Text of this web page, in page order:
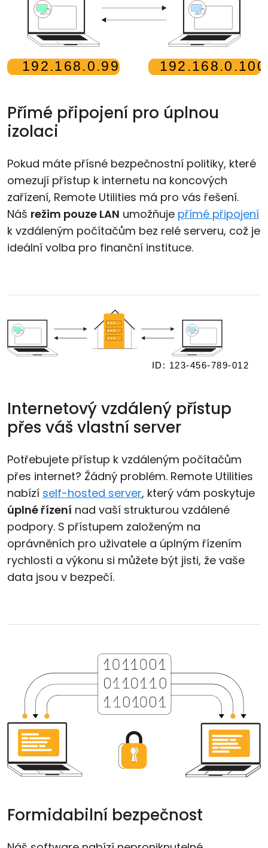
Přímé připojení pro úplnou
izolaci
Pokud máte přísné bezpečnostní politiky, které
omezují přístup k internetu na koncových
zařízení, Remote Utilities má pro vás řešení.
Náš režim pouze LAN umožňuje přímé připojení
k vzdáleným počítačům bez relé serveru, což je
ideální volba pro finanční instituce.
Internetový vzdálený přístup
přes váš vlastní server
Potřebujete přístup k vzdáleným počítačům
přes internet? Žádný problém. Remote Utilities
nabízí self-hosted server, který vám poskytuje
úplné řízení nad vaší strukturou vzdálené
podpory. S přístupem založeným na
oprávněních pro uživatele a úplným řízením
rychlosti a výkonu si můžete být jisti, že vaše
data jsou v bezpečí.
Formidabilní bezpečnost